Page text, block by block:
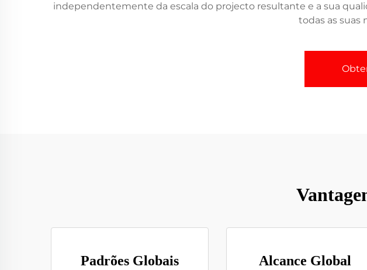
independentemente da escala do projecto resultante e a sua
todas as suas
Padrões Globais Alcance Global